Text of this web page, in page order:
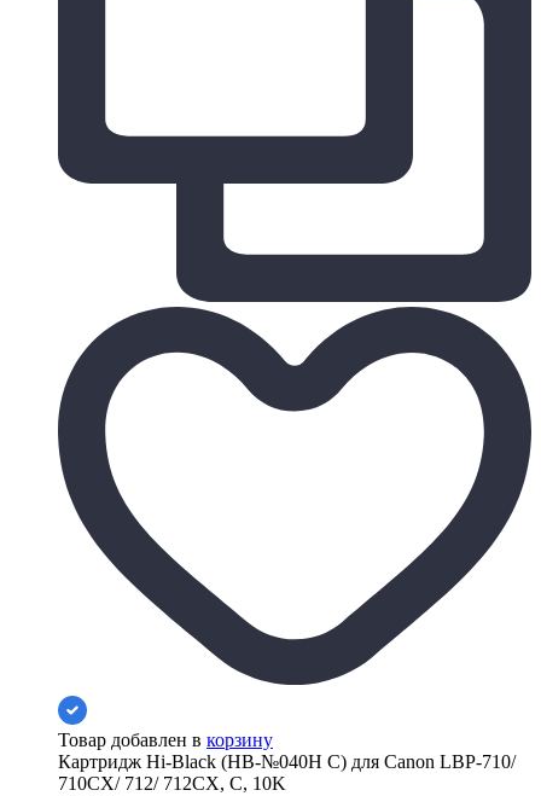
Товар добавлен в корзину
Картридж Hi-Black (HB-№040H C) для Canon LBP-710/
710CX/ 712/ 712CX, C, 10K